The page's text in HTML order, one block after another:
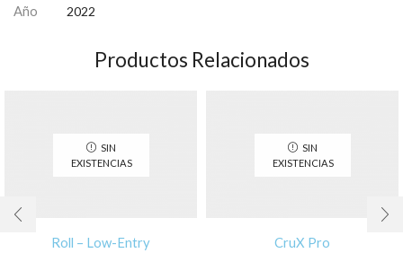
Año 2022
Productos Relacionados
SIN
EXISTENCIAS
Roll – Low-Entry
SIN
EXISTENCIAS
CruX Pro